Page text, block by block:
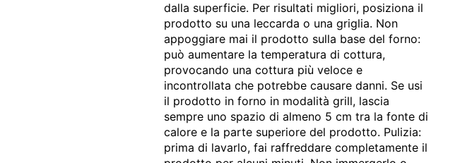
dalla superficie. Per risultati migliori, posiziona il
prodotto su una leccarda o una griglia. Non
appoggiare mai il prodotto sulla base del forno:
può aumentare la temperatura di cottura,
provocando una cottura più veloce e
incontrollata che potrebbe causare danni. Se usi
il prodotto in forno in modalità grill, lascia
sempre uno spazio di almeno 5 cm tra la fonte di
calore e la parte superiore del prodotto. Pulizia:
prima di lavarlo, fai raffreddare completamente il